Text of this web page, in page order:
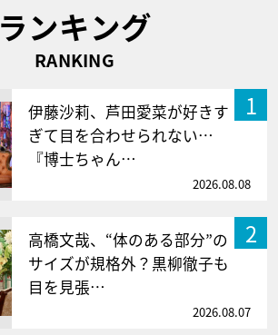
ランキング
RANKING
1
伊藤沙莉、芦田愛菜が好きす
ぎて目を合わせられない…
『博士ちゃん…
2026.08.08
2
高橋文哉、“体のある部分”の
サイズが規格外？黒柳徹子も
目を見張…
2026.08.07